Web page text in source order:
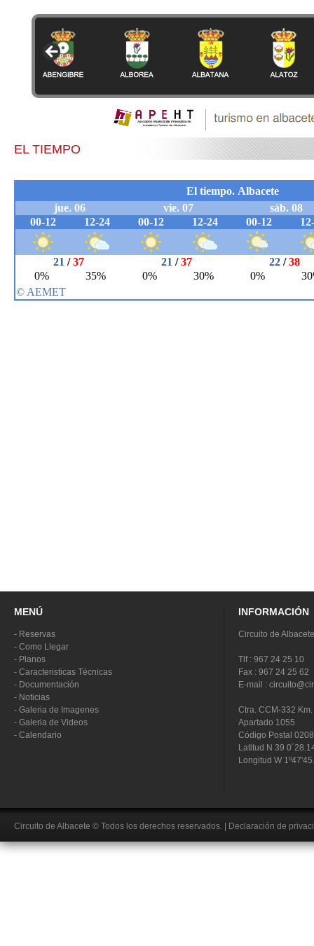
EL TIEMPO
MENÚ
- Reservas
- Como Llegar
- Planos
- Caracteristicas Técnicas
- Documentación
- Noticias
- Galeria de Imagenes
- Galeria de Videos
- Calendario
INFORMACIÓN
Circuito de Albacete
Tlf : 967 24 25 10
Fax : 967 24 25 62
E-mail :
Ctra. CCM-332
Apartado 1055
Código Postal
Latitud N 39
Longitud W
Circuito de Albacete © Todos los derechos reservados. Declaración de